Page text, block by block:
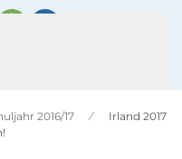
2016/17
Irland 2017